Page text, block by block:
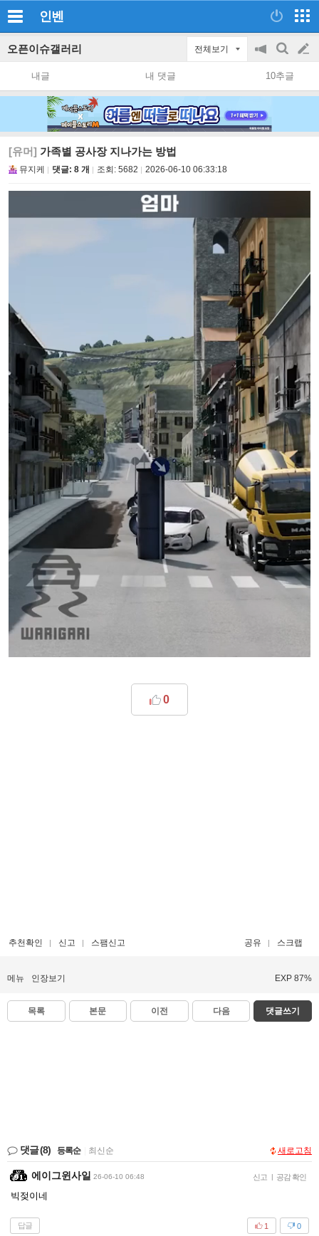
인벤
오픈이슈갤러리 전체보기
공
지
on/off
검
색
글
쓰
내글 내 댓글 10추글
[유머] 가족별 공사장 지나가는 방법
뮤지케 댓글: 8 개 조회: 5682 2026-06-10 06:33:18
0
추천확인 신고 스팸신고 공유 스크랩
메뉴 인장보기 EXP 87%
목록 본문 이전 다음 댓글쓰기
댓글(8) 등록순 최신순 새로고침
에이그윈사일 26-06-10 06:48 신고 공감 확인
빅젖이네
답글 0
1